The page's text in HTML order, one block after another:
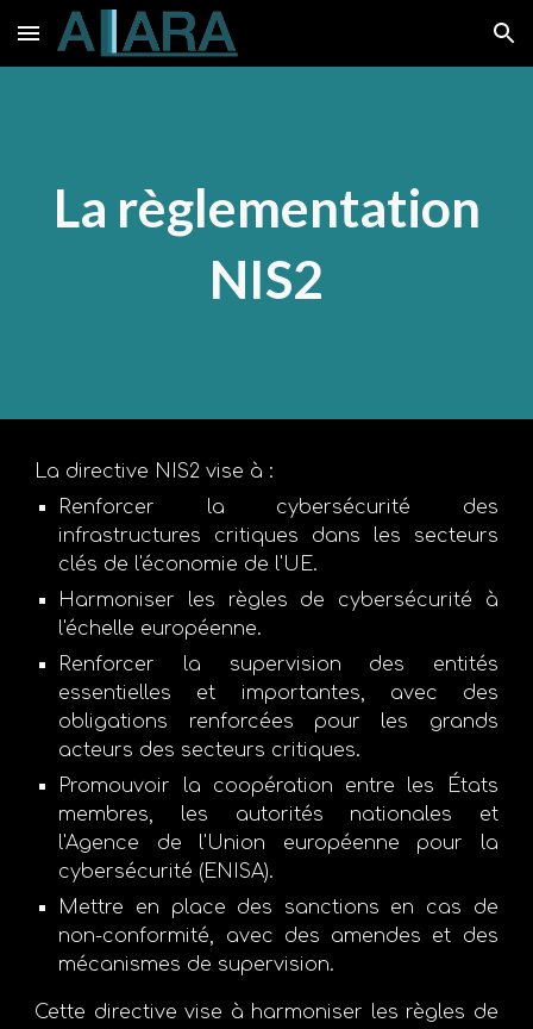
Skip to main content Skip to navigation
La règlementation
NIS2
La directive NIS2 vise à :
Renforcer la cybersécurité des
infrastructures critiques dans les secteurs
clés de l'économie de l'UE.
Harmoniser les règles de cybersécurité à
l'échelle européenne.
Renforcer la supervision des entités
essentielles et importantes, avec des
obligations renforcées pour les grands
acteurs des secteurs critiques.
Promouvoir la coopération entre les États
membres, les autorités nationales et
l'Agence de l'Union européenne pour la
cybersécurité (ENISA).
Mettre en place des sanctions en cas de
non-conformité, avec des amendes et des
mécanismes de supervision.
Cette directive vise à harmoniser les règles de